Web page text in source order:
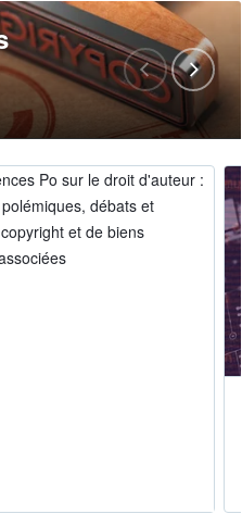
Po sur le droit d'auteur :
débats et
et de biens